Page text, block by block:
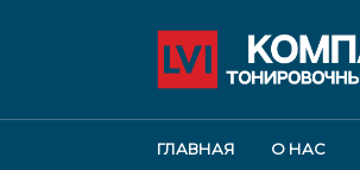
ГЛАВНАЯ О НАС